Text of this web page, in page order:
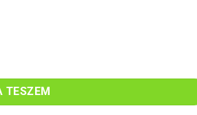
TESZEM